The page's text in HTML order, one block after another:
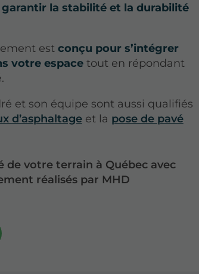
garantir la stabilité et la durabilité
est conçu pour s’intégrer
votre espacetout en répondant
et son équipe sont aussi qualifiés
d’asphaltageet la pose de pavé
de votre terrain à Québec avec
réalisés par MHD